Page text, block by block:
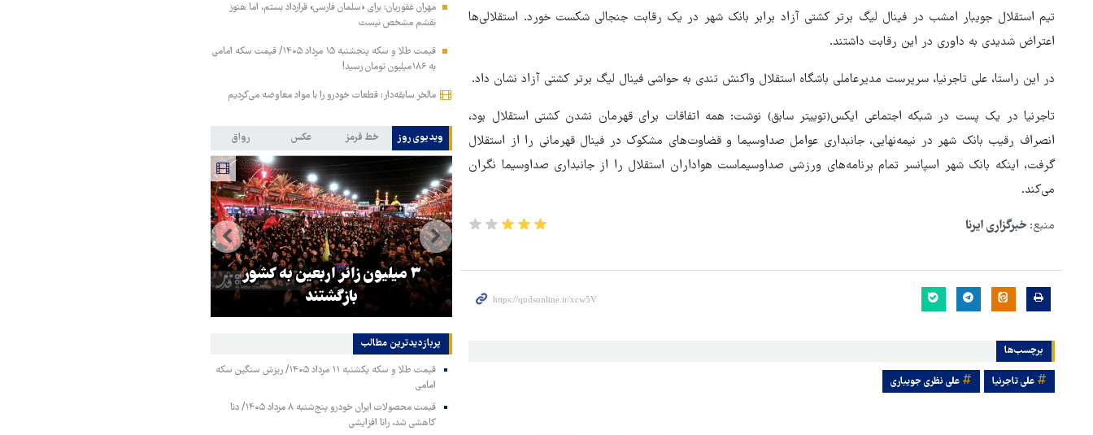
تیم استقلال جویبار امشب در فینال لیگ برتر کشتی آزاد برابر بانک شهر در یک رقابت جنجالی شکست خورد. استقلالی‌ها
اعتراض شدیدی به داوری در این رقابت داشتند.
در این راستا، علی تاجرنیا، سرپرست مدیرعاملی باشگاه استقلال واکنش تندی به حواشی فینال لیگ برتر کشتی آزاد نشان داد.
تاجرنیا در یک پست در شبکه اجتماعی ایکس(توییتر سابق) نوشت: همه اتفاقات برای قهرمان نشدن کشتی ‎استقلال بود،
انصراف رقیب بانک شهر در نیمه‌نهایی، جانبداری عوامل صداوسیما و قضاوت‌های مشکوک در فینال قهرمانی را از استقلال
گرفت، اینکه بانک شهر اسپانسر تمام برنامه‌های ورزشی صداوسیماست هواداران استقلال را از جانبداری صداوسیما نگران
می‌کند.
منبع: خبرگزاری ایرنا
برچسب‌ها
علی تاجرنیا علی نظری جویباری
مهران غفوریان: برای «سلمان فارسی» قرارداد بستم، اما هنوز
نقشم مشخص نیست
قیمت طلا و سکه پنجشنبه ۱۵ مرداد ۱۴۰۵/ قیمت سکه امامی
به ۱۸۶میلیون تومان رسید!
مالخر سابقه‌دار: قطعات خودرو را با مواد معاوضه می‌کردیم
ویدیوی روز خط قرمز عکس رواق
هماهنگی محور مقاومت، آمریکا را
ترامپ نماد فساد، اقتدارگرایی و
جنگ‌طلبی است!
۳ میلیون زائر اربعین به کشور
بازگشتند
پربازدیدترین‌ مطالب
قیمت طلا و سکه یکشنبه ۱۱ مرداد ۱۴۰۵/ ریزش سنگین سکه
امامی
قیمت محصولات ایران خودرو پنج‌شنبه ۸ مرداد ۱۴۰۵/ دنا
کاهشی شد، رانا افزایشی